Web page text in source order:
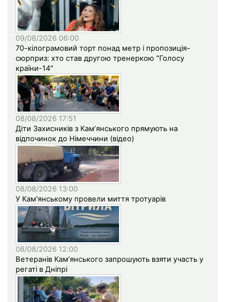
09/08/2026 06:00
70-кілограмовий торт понад метр і пропозиція-
сюрприз: хто став другою тренеркою "Голосу
країни-14"
08/08/2026 17:51
Діти Захисників з Кам’янського прямують на
відпочинок до Німеччини (відео)
08/08/2026 13:00
У Кам'янському провели миття тротуарів
08/08/2026 12:00
Ветеранів Кам’янського запрошують взяти участь у
регаті в Дніпрі